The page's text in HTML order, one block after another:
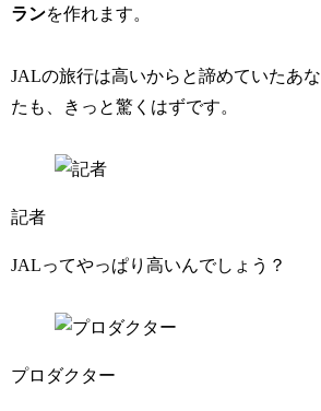
ランを作れます。
JALの旅行は高いからと諦めていたあな
たも、きっと驚くはずです。
記者
JALってやっぱり高いんでしょう？
プロダクター